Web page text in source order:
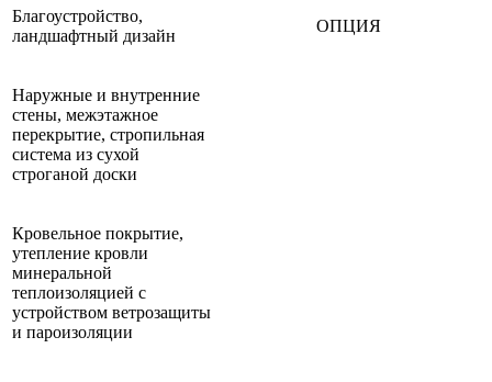
Благоустройство,
ландшафтный дизайн
ОПЦИЯ
Наружные и внутренние
стены, межэтажное
перекрытие, стропильная
система из сухой
строганой доски
Кровельное покрытие,
утепление кровли
минеральной
теплоизоляцией с
устройством ветрозащиты
и пароизоляции